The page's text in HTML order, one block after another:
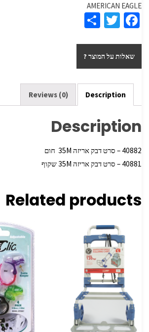
AMERICAN EAGLE
Fa
b
o
o
k
T
tt
er
ar
e
שאלות על המוצר ?
Description
Reviews (0)
Description
40882 – סרט דבק אריזה 35M חום
40881 – סרט דבק אריזה 35M שקוף
Related products